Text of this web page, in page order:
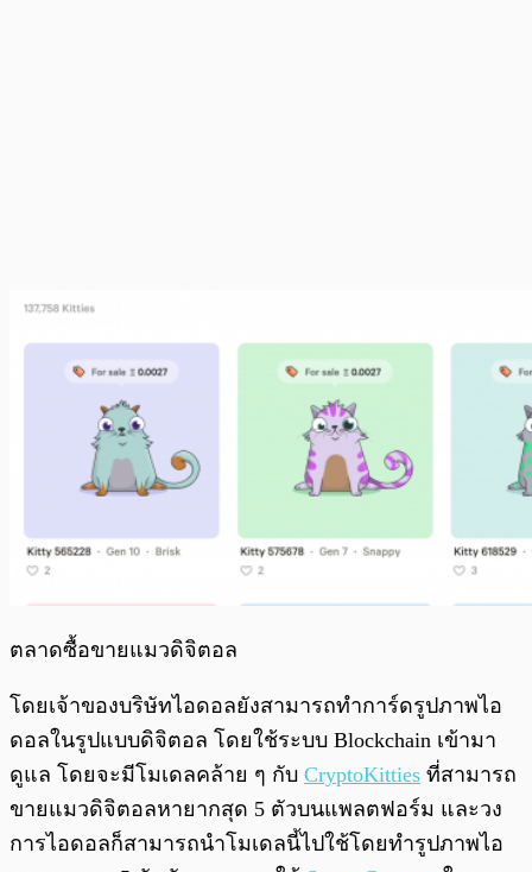
ตลาดซื้อขายแมวดิจิตอล
โดยเจ้าของบริษัทไอดอลยังสามารถทำการ์ดรูปภาพไอ
ดอลในรูปแบบดิจิตอล โดยใช้ระบบ Blockchain เข้ามา
ดูแล โดยจะมีโมเดลคล้าย ๆ กับ CryptoKitties ที่สามารถ
ขายแมวดิจิตอลหายากสุด 5 ตัวบนแพลตฟอร์ม และวง
การไอดอลก็สามารถนำโมเดลนี้ไปใช้โดยทำรูปภาพไอ